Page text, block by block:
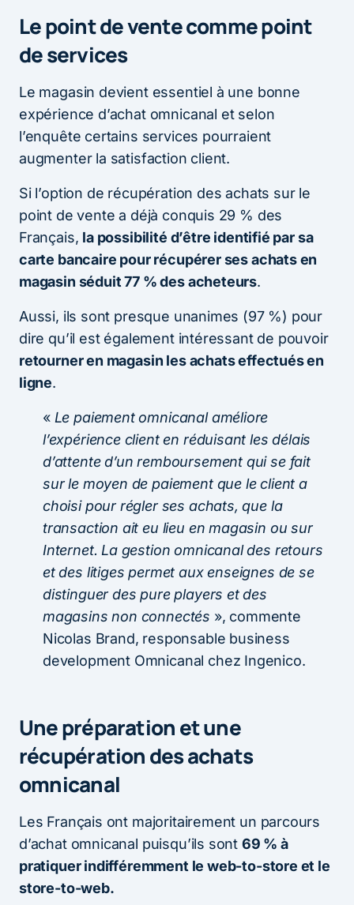
Le point de vente comme point
de services
Le magasin devient essentiel à une bonne
expérience d’achat omnicanal et selon
l’enquête certains services pourraient
augmenter la satisfaction client.
Si l’option de récupération des achats sur le
point de vente a déjà conquis 29 % des
Français, la possibilité d’être identifié par sa
carte bancaire pour récupérer ses achats en
magasin séduit 77 % des acheteurs.
Aussi, ils sont presque unanimes (97 %) pour
dire qu’il est également intéressant de pouvoir
retourner en magasin les achats effectués en
ligne.
« Le paiement omnicanal améliore
l’expérience client en réduisant les délais
d’attente d’un remboursement qui se fait
sur le moyen de paiement que le client a
choisi pour régler ses achats, que la
transaction ait eu lieu en magasin ou sur
Internet. La gestion omnicanal des retours
et des litiges permet aux enseignes de se
distinguer des pure players et des
magasins non connectés », commente
Nicolas Brand, responsable business
development Omnicanal chez Ingenico.
Une préparation et une
récupération des achats
omnicanal
Les Français ont majoritairement un parcours
d’achat omnicanal puisqu’ils sont 69 % à
pratiquer indifféremment le web-to-store et le
store-to-web.